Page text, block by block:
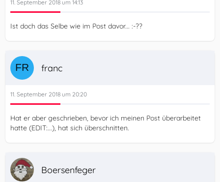
11. September 2018 um 14:13
Ist doch das Selbe wie im Post davor... :-??
franc
11. September 2018 um 20:20
Hat er aber geschrieben, bevor ich meinen Post überarbeitet
hatte (EDIT:...), hat sich überschnitten.
Boersenfeger